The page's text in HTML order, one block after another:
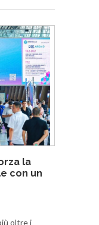
la
con un
oltre i